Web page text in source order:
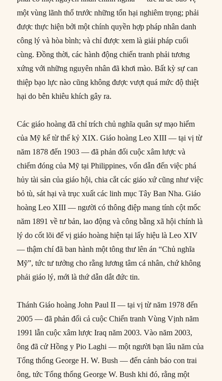
một vùng lãnh thổ trước những tổn hại nghiêm trọng; phải
được thực hiện bởi một chính quyền hợp pháp nhân danh
công lý và hòa bình; và chỉ được xem là giải pháp cuối
cùng. Đồng thời, các hành động chiến tranh phải tương
xứng với những nguyên nhân đã khơi mào. Bất kỳ sự can
thiệp bạo lực nào cũng không được vượt quá mức độ thiệt
hại do bên khiêu khích gây ra.
Các giáo hoàng đã chỉ trích chủ nghĩa quân sự mạo hiểm
của Mỹ kể từ thế kỷ XIX. Giáo hoàng Leo XIII — tại vị từ
năm 1878 đến 1903 — đã phản đối cuộc xâm lược và
chiếm đóng của Mỹ tại Philippines, vốn dẫn đến việc phá
hủy tài sản của giáo hội, chia cắt các giáo xứ cũng như việc
bỏ tù, sát hại và trục xuất các linh mục Tây Ban Nha. Giáo
hoàng Leo XIII — người có thông điệp mang tính cột mốc
năm 1891 về tư bản, lao động và công bằng xã hội chính là
lý do cốt lõi để vị giáo hoàng hiện tại lấy hiệu là Leo XIV
— thậm chí đã ban hành một tông thư lên án “Chủ nghĩa
Mỹ”, tức tư tưởng cho rằng lương tâm cá nhân, chứ không
phải giáo lý, mới là thứ dẫn dắt đức tin.
Thánh Giáo hoàng John Paul II — tại vị từ năm 1978 đến
2005 — đã phản đối cả cuộc Chiến tranh Vùng Vịnh năm
1991 lẫn cuộc xâm lược Iraq năm 2003. Vào năm 2003,
ông đã cử Hồng y Pio Laghi — một người bạn lâu năm của
Tổng thống George H. W. Bush — đến cảnh báo con trai
ông, tức Tổng thống George W. Bush khi đó, rằng một